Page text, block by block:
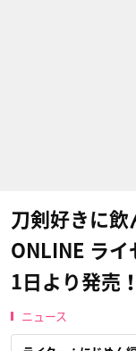
刀剣好きに飲
ONLINE ライ
1日より発売！
ニュース